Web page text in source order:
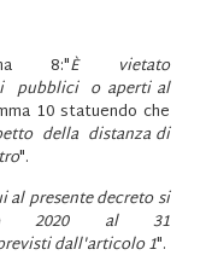
8:"È vietato
pubblici o aperti al
10 statuendo che
della distanza di
".
al presente decreto si
2020 al 31
dall'articolo 1".